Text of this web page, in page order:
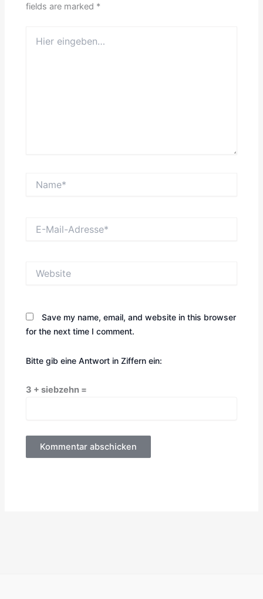
fields are marked *
eingeben…
Mail-
Save my name, email, and website in this browser
for the next time I comment.
Bitte gib eine Antwort in Ziffern ein:
3 + siebzehn =